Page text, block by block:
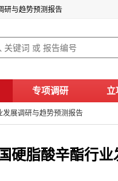
研与趋势预测报告
专项调研 立
发展调研与趋势预测报告
硬脂酸辛酯行